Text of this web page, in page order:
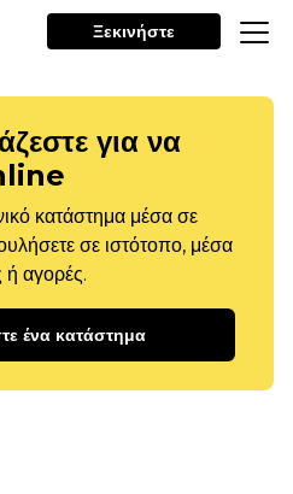
Ξεκινήστε
για να
κατάστημα μέσα σε
σε ιστότοπο, μέσα
ή αγορές.
ένα κατάστημα